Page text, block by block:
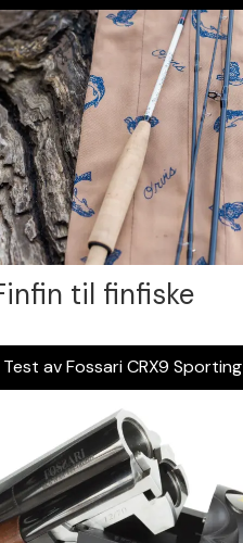
til finfiske
Test av Fossari CRX9 Sporting